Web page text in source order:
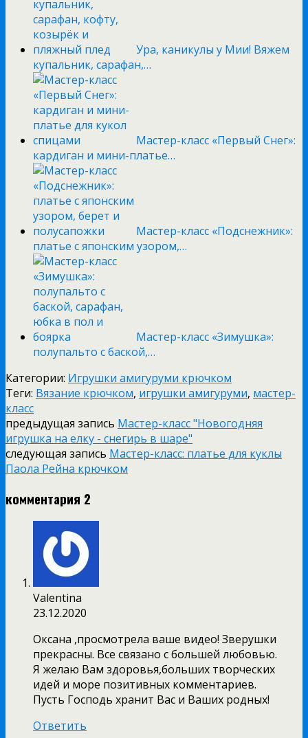
Ура, каникулы у Мии! Вяжем
купальник, сарафан,…
Мастер-класс «Первый Снег»:
кардиган и мини-платье…
Мастер-класс «Подснежник»:
платье с японским узором,…
Мастер-класс «Зимушка»:
полупальто с баской,…
Категории: Игрушки амигуруми крючком
Теги: Вязание крючком, игрушки амигуруми, мастер-
класс
предыдущая запись Мастер-класс "Новогодняя
игрушка на елку - снегирь в шаре"
следующая запись Мастер-класс: платье для куклы
Паола Рейна крючком
комментария 2
Valentina
23.12.2020
Оксана ,просмотрела ваше видео! Зверушки
прекрасны. Все связано с большей любовью.
Я желаю Вам здоровья,больших творческих
идей и море позитивных комментариев.
Пусть Господь хранит Вас и Ваших родных!
Ответить